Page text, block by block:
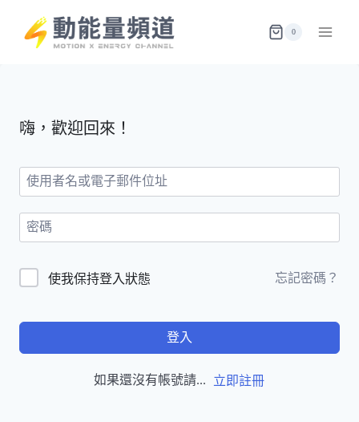
content
0
嗨，歡迎回來！
使我保持登入狀態 忘記密碼？
登入
如果還沒有帳號請... 立即註冊